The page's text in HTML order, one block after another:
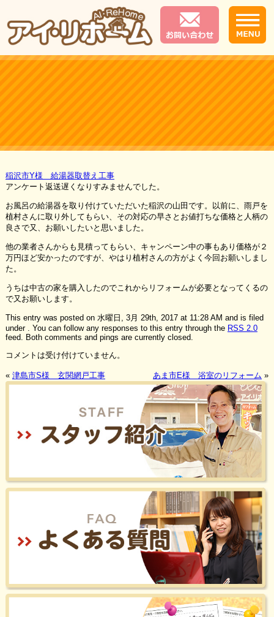
稲沢市Y様 給湯器取替え工事
アンケート返送遅くなりすみませんでした。
お風呂の給湯器を取り付けていただいた稲沢の山田です。以前に、雨戸を
植村さんに取り外してもらい、その対応の早さとお値打ちな価格と人柄の
良さで又、お願いしたいと思いました。
他の業者さんからも見積ってもらい、キャンペーン中の事もあり価格が２
万円ほど安かったのですが、やはり植村さんの方がよく今回お願いしまし
た。
うちは中古の家を購入したのでこれからリフォームが必要となってくるの
で又お願いします。
This entry was posted on 水曜日, 3月 29th, 2017 at 11:28 AM and is filed
under . You can follow any responses to this entry through the RSS 2.0
feed. Both comments and pings are currently closed.
コメントは受け付けていません。
« 津島市S様 玄関網戸工事 あま市E様 浴室のリフォーム »